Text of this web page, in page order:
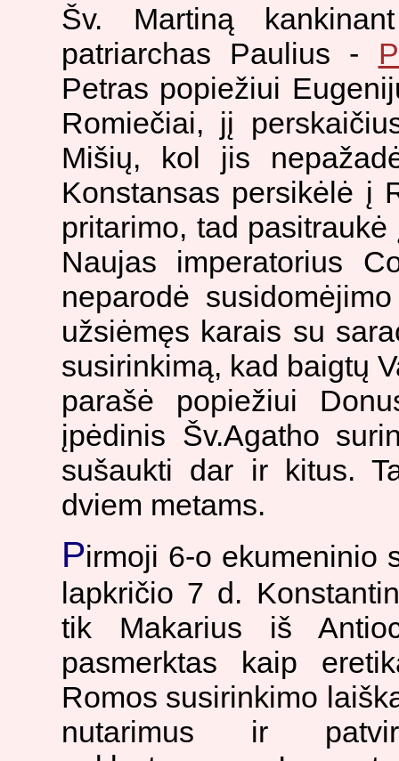
Šv. Martiną
patriarchas Paulius -
Petras popiežiui
Romiečiai, jį
Mišių, kol jis
Konstansas persikėlė į
pritarimo, tad
Naujas imperatorius
neparodė
užsiėmęs karais su
susirinkimą, kad baigtų
parašė popiežiui
įpėdinis Šv.Agatho
sušaukti dar ir kitus.
dviem metams.
Pirmoji 6-o ekumeninio
lapkričio 7 d.
tik Makarius iš
pasmerktas kaip
Romos susirinkimo
nutarimus ir